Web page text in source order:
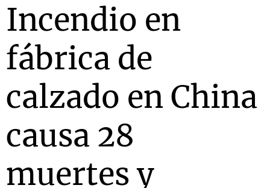
Incendio en
fábrica de
calzado en China
causa 28
muertes y